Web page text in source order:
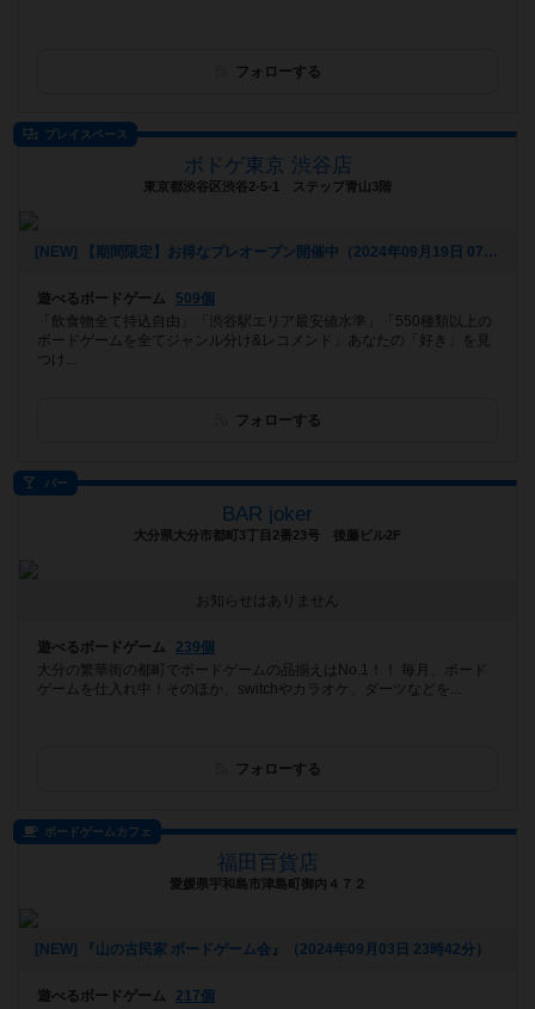
フォローする
プレイスペース
ボドゲ東京 渋谷店
東京都渋谷区渋谷2-5-1 ステップ青山3階
[NEW] 【期間限定】お得なプレオープン開催中（2024年09月19日 07時32分）
遊べるボードゲーム
509個
「飲食物全て持込自由」「渋谷駅エリア最安値水準」「550種類以上の
ボードゲームを全てジャンル分け&レコメンド」あなたの「好き」を見
つけ...
フォローする
バー
BAR joker
大分県大分市都町3丁目2番23号 後藤ビル2F
お知らせはありません
遊べるボードゲーム
239個
大分の繁華街の都町でボードゲームの品揃えはNo.1！！ 毎月、ボード
ゲームを仕入れ中！そのほか、switchやカラオケ、ダーツなどを...
フォローする
ボードゲームカフェ
福田百貨店
愛媛県宇和島市津島町御内４７２
[NEW] 『山の古民家 ボードゲーム会』（2024年09月03日 23時42分）
遊べるボードゲーム
217個